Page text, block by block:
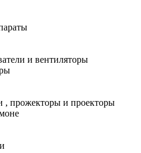
и вентиляторы
, прожекторы и проекторы